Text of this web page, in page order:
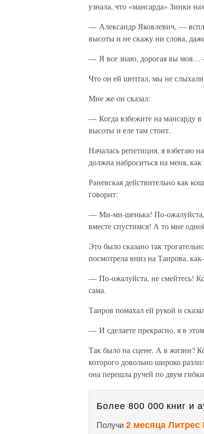
узнала, что «мансарда» Зинки
— Александр Яковлевич, —
высоты и не скажу ни слова,
— Я все знаю, дорогая вы моя…
Что он ей шептал, мы не
Мне же он сказал:
— Когда взбежите на мансарду
высоты и еле там стоит.
Началась репетиция, я взбегаю
должна наброситься на меня,
Раневская действительно как
говорит:
— Ми-ми-шенька! По-ожалуйста,
вместе спустимся! А то мне
Это было сказано так
посмотрела вниз на Таирова,
— По-ожалуйста, не смейтесь!
сама.
Таиров помахал ей рукой и
— И сделаете прекрасно, я в
Так было на сцене. А в жизни?
которого довольно широко
она перешла ручей по двум
Более 800 000 книг и
Получи 2 месяца Литрес